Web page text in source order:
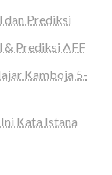
dan Prediksi
& Prediksi AFF
Kamboja 5-
Kata Istana